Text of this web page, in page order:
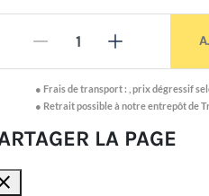
- +
●Frais de transport : ,prix dégressif
● Retrait possible à notre entrepôt de
LA PAGE